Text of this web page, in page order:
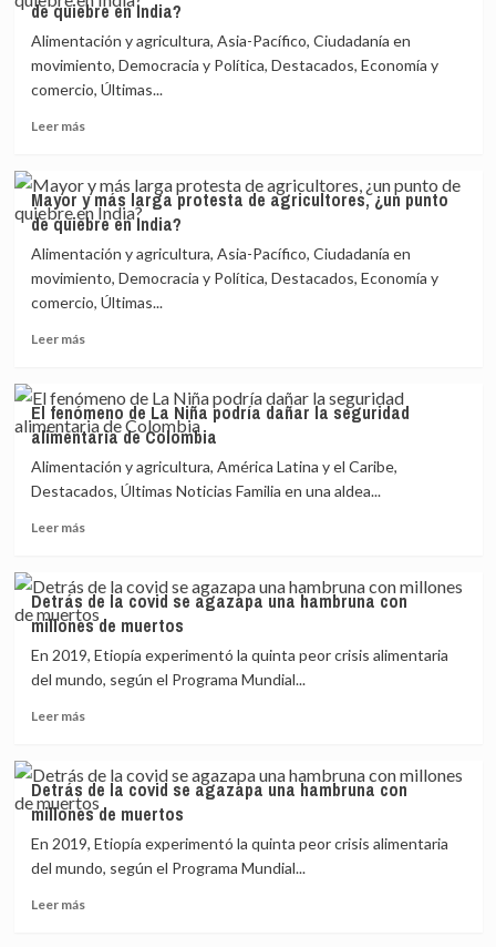
India?
más
larga
protesta
agricultores,
¿un
quiebre
en
India?
de quiebre en India?
Alimentación y agricultura, Asia-Pacífico, Ciudadanía en
movimiento, Democracia y Política, Destacados, Economía y
comercio, Últimas...
Leer másLeer
Mayor
y
más
larga
protesta
agricultores,
¿un
quiebre
en
India?
Mayor y más larga protesta de agricultores, ¿un punto
de quiebre en India?
Alimentación y agricultura, Asia-Pacífico, Ciudadanía en
movimiento, Democracia y Política, Destacados, Economía y
comercio, Últimas...
Leer másLeer
Mayor
y
más
larga
protesta
agricultores,
de
quiebre
en
India?
El fenómeno de La Niña podría dañar la seguridad
alimentaria de Colombia
Alimentación y agricultura, América Latina y el Caribe,
Destacados, Últimas Noticias Familia en una aldea...
Leer másLeer
El
fenómeno
de
La
Niña
podría
dañar
alimentaria
de
Colombia
Detrás de la covid se agazapa una hambruna con
millones de muertos
En 2019, Etiopía experimentó la quinta peor crisis alimentaria
del mundo, según el Programa Mundial...
Leer másLeer
Detrás
de
la
covid
se
agazapa
una
Detrás de la covid se agazapa una hambruna con
millones de muertos
En 2019, Etiopía experimentó la quinta peor crisis alimentaria
del mundo, según el Programa Mundial...
Leer másLeer